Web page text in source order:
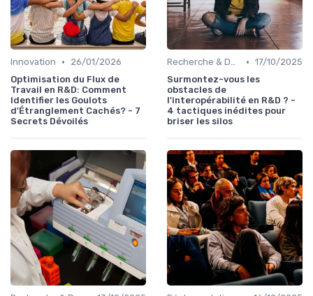
Innovation •
26/01/2026
Optimisation du Flux de
Travail en R&D: Comment
Identifier les Goulots
d'Étranglement Cachés? - 7
Secrets Dévoilés
Recherche & Développement • 17/10/2025
Surmontez-vous les
obstacles de
l'interopérabilité en R&D ? -
4 tactiques inédites pour
briser les silos